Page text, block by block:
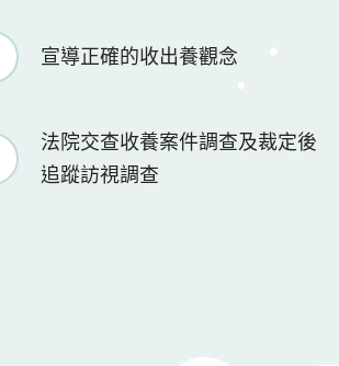
宣導正確的收出養觀念
法院交查收養案件調查及裁定後
追蹤訪視調查